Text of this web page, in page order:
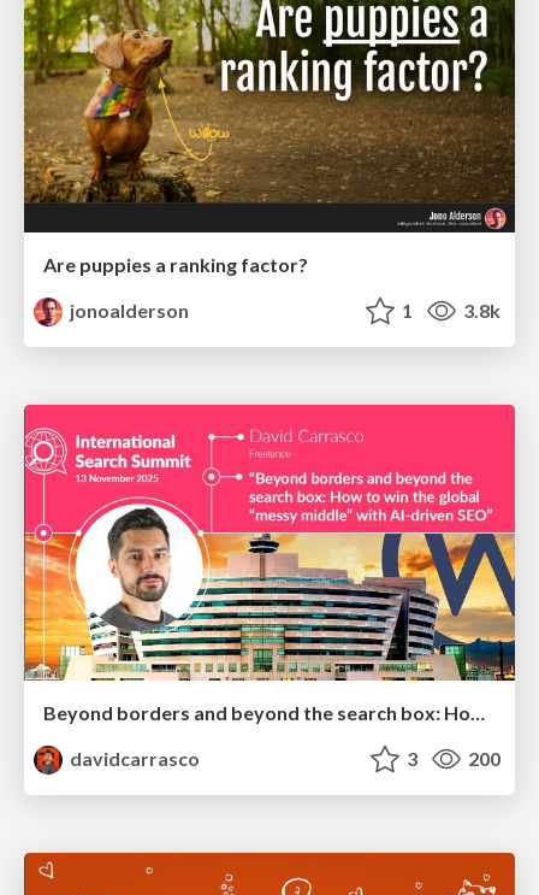
Are puppies a ranking factor?
jonoalderson
1 3.8k
Beyond borders and beyond the search box: How to win the global "messy middle" with AI-driven SEO
davidcarrasco
3 200